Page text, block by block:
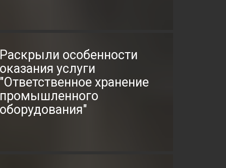
Раскрыли особенности
оказания услуги
"Ответственное хранение
промышленного
оборудования"